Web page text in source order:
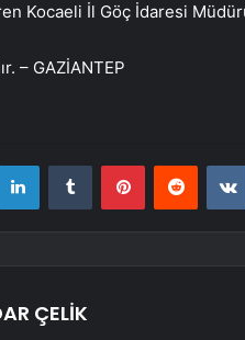
Kocaeli İl Göç İdaresi
– GAZİANTEP
LinkedInTumblr PinterestReddit
ÇELİK